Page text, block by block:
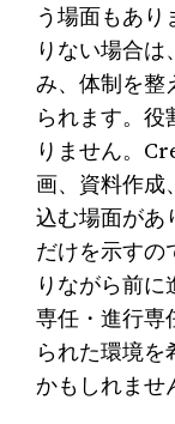
う場面もあ
りない場合
み、体制を整
られます。
りません。
画、資料作成
込む場面があ
だけを示すの
りながら前
専任・進行専
られた環境
かもしれませ